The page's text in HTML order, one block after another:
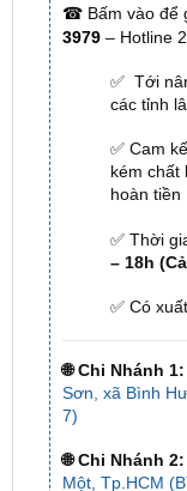
✅ Tới
các tỉnh
✅ Cam
kém chất
✅ Thời
– 18h
✅ Có
🌐 Chi Nhánh 1:
🌐 Chi Nhánh 2:
Một, Tp.HCM
🌐 Chi Nhánh 3: